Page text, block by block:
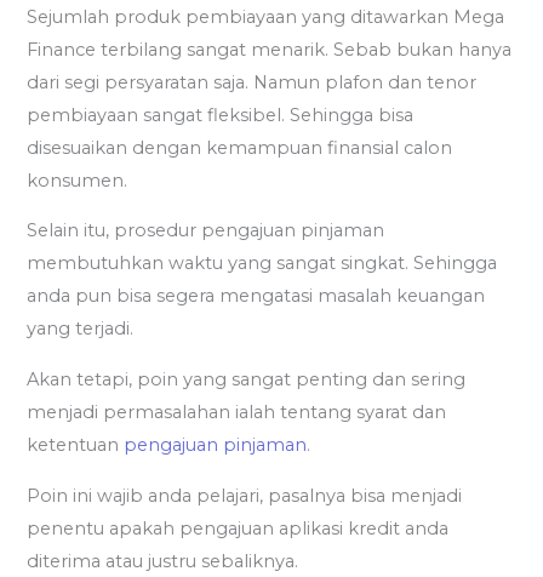
Sejumlah produk pembiayaan yang ditawarkan Mega
Finance terbilang sangat menarik. Sebab bukan hanya
dari segi persyaratan saja. Namun plafon dan tenor
pembiayaan sangat fleksibel. Sehingga bisa
disesuaikan dengan kemampuan finansial calon
konsumen.
Selain itu, prosedur pengajuan pinjaman
membutuhkan waktu yang sangat singkat. Sehingga
anda pun bisa segera mengatasi masalah keuangan
yang terjadi.
Akan tetapi, poin yang sangat penting dan sering
menjadi permasalahan ialah tentang syarat dan
ketentuan pengajuan pinjaman.
Poin ini wajib anda pelajari, pasalnya bisa menjadi
penentu apakah pengajuan aplikasi kredit anda
diterima atau justru sebaliknya.